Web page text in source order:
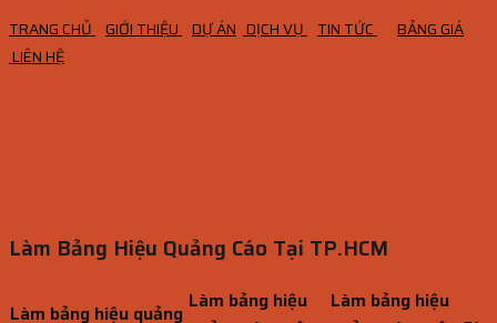
TRANG CHỦ GIỚI THIỆU DỰ ÁN DỊCH VỤ TIN TỨC
BẢNG GIÁ
LIÊN HỆ
Làm Bảng Hiệu Quảng Cáo Tại TP.HCM
Làm bảng hiệu quảng Làm bảng hiệu
Làm bảng hiệu